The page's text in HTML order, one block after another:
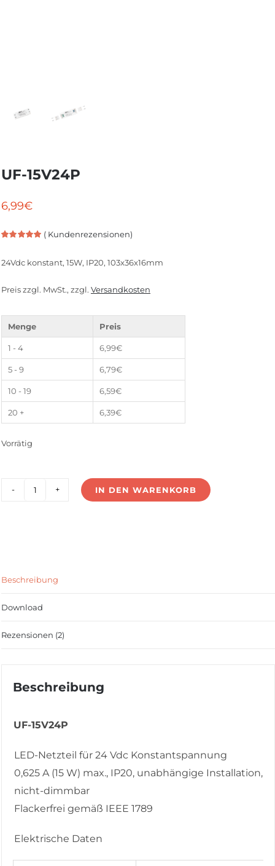
UF-15V24P
6,99€
Vorrätig
5, basierend
( Kundenrezensionen)
24Vdc konstant, 15W, IP20, 103x36x16mm
Preis zzgl. MwSt., zzgl. Versandkosten
Menge Preis
1 - 4 6,99€
5 - 9 6,79€
10 - 19 6,59€
20 + 6,39€
UF-
IN DEN WARENKORB
Beschreibung
Download
Rezensionen (2)
Beschreibung
UF-15V24P
LED-Netzteil für 24 Vdc Konstantspannung
0,625 A (15 W) max., IP20, unabhängige Installation,
nicht-dimmbar
Flackerfrei gemäß IEEE 1789
Elektrische Daten